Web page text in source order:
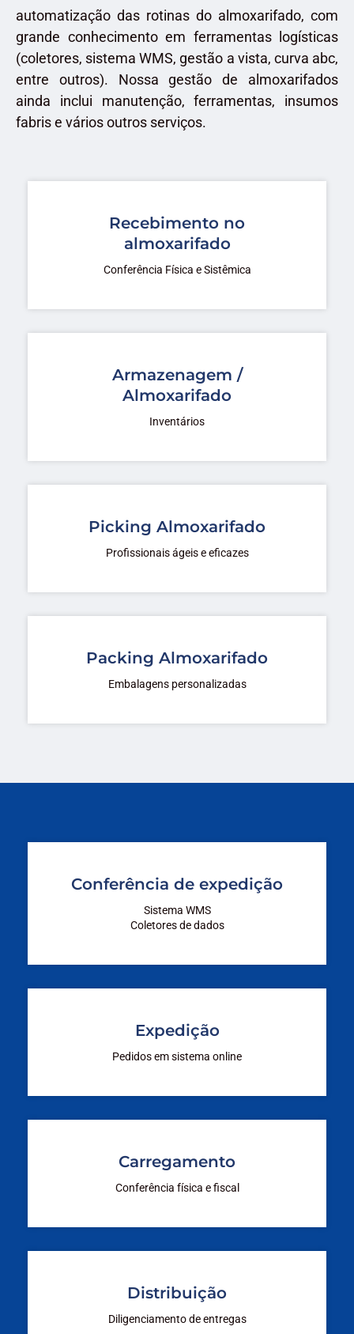
automatização das rotinas do almoxarifado, com
grande conhecimento em ferramentas logísticas
(coletores, sistema WMS, gestão a vista, curva abc,
entre outros). Nossa gestão de almoxarifados
ainda inclui manutenção, ferramentas, insumos
fabris e vários outros serviços.
Recebimento no
almoxarifado
Conferência Física e Sistêmica
Armazenagem /
Almoxarifado
Inventários
Picking Almoxarifado
Profissionais ágeis e eficazes
Packing Almoxarifado
Embalagens personalizadas
Conferência de expedição
Sistema WMS
Coletores de dados
Expedição
Pedidos em sistema online
Carregamento
Conferência física e fiscal
Distribuição
Diligenciamento de entregas